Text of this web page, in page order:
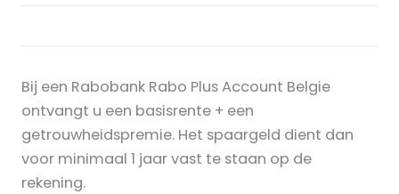
Bij een Rabobank Rabo Plus Account Belgie
ontvangt u een basisrente + een
getrouwheidspremie. Het spaargeld dient dan
voor minimaal 1 jaar vast te staan op de
rekening.